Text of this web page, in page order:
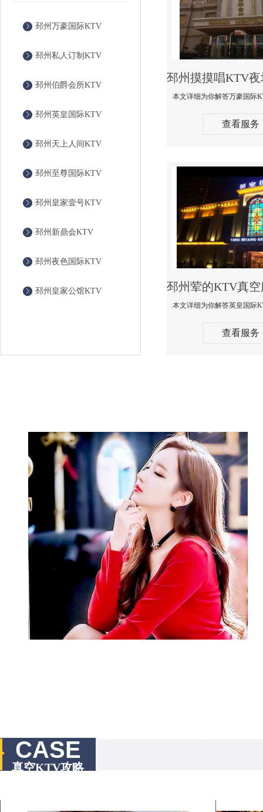
邳州万豪国际KTV
邳州私人订制KTV
邳州伯爵会所KTV
邳州英皇国际KTV
邳州天上人间KTV
邳州至尊国际KTV
邳州皇家壹号KTV
邳州新鼎会KTV
邳州夜色国际KTV
邳州皇家公馆KTV
查看服务
查看服务
CASE
真空KTV攻略